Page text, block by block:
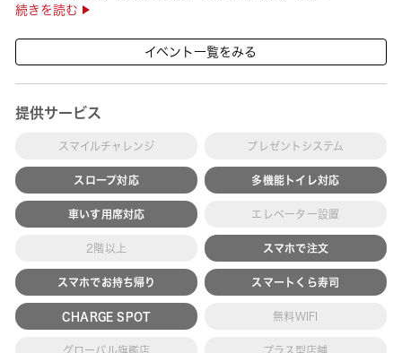
さらに、鹿児島で育った高級魚【鹿児島県産活〆かんぱち】など
続きを読む
イベント一覧をみる
提供サービス
スマイルチャレンジ プレゼントシステム
スロープ対応 多機能トイレ対応
車いす用席対応 エレベーター設置
2階以上 スマホで注文
スマホでお持ち帰り スマートくら寿司
CHARGE SPOT 無料WIFI
グローバル旗艦店 プラス型店舗